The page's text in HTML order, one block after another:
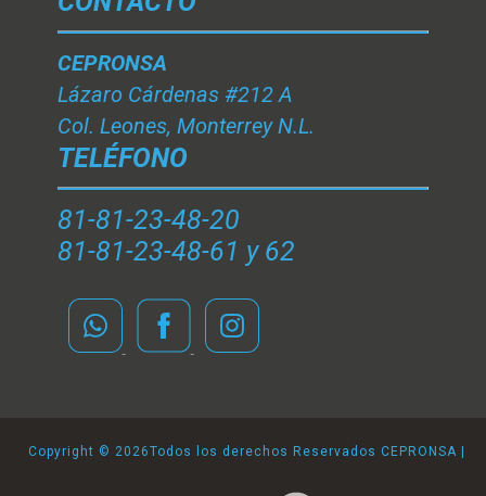
CEPRONSA
Lázaro Cárdenas #212 A
Col. Leones, Monterrey N.L.
TELÉFONO
81-81-23-48-20
81-81-23-48-61 y 62
Copyright © 2026Todos los derechos Reservados CEPRONSA |